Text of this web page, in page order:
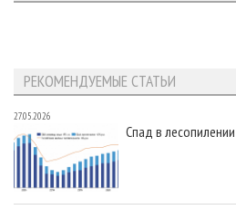
РЕКОМЕНДУЕМЫЕ СТАТЬИ
27.05.2026
Спад в лесопилении